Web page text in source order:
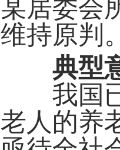
某居委会
维持原判。
典型
我国已
老人的养